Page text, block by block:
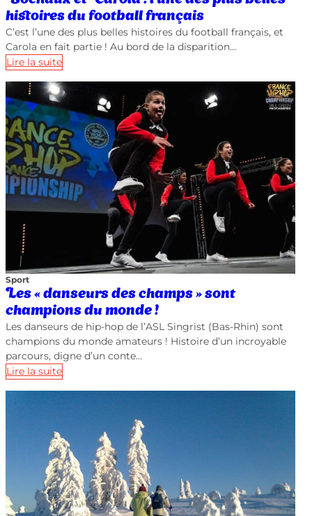
histoires du football français
C’est l’une des plus belles histoires du football français, et
Carola en fait partie ! Au bord de la disparition…
Lire la suite
Sport
Les « danseurs des champs » sont
champions du monde !
Les danseurs de hip-hop de l’ASL Singrist (Bas-Rhin) sont
champions du monde amateurs ! Histoire d’un incroyable
parcours, digne d’un conte…
Lire la suite